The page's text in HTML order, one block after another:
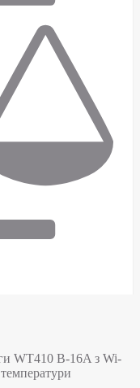
WT410 B-16A з Wi-